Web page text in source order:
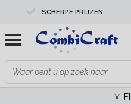
SCHERPE PRIJZEN
PROFESSIONELE KWALITEIT
EXPERTS IN MAATWERK